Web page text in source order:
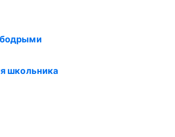
бодрыми
школьника